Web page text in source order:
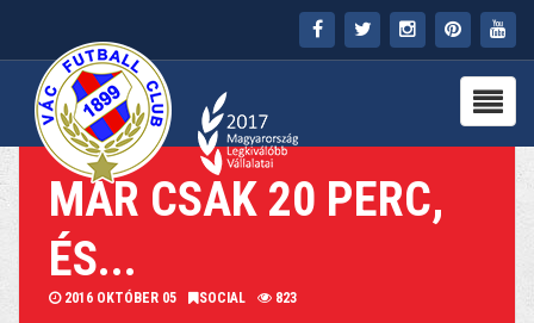
MÁR CSAK 20 PERC,
ÉS...
2016 OKTÓBER 05 SOCIAL 823
FŐOLDAL
KLUB
HÍREK
STADION
PARTNEREK